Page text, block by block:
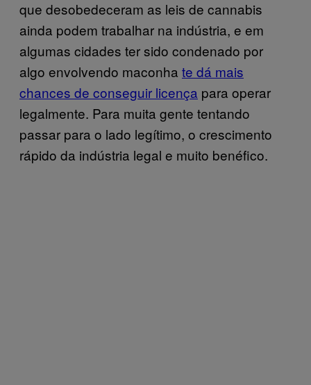
que desobedeceram as leis de cannabis
ainda podem trabalhar na indústria, e em
algumas cidades ter sido condenado por
algo envolvendo maconha te dá mais
chances de conseguir licença para operar
legalmente. Para muita gente tentando
passar para o lado legítimo, o crescimento
rápido da indústria legal e muito benéfico.